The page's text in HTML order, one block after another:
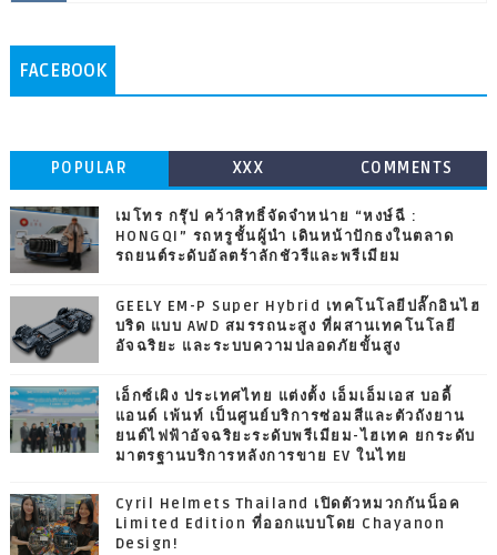
FACEBOOK
POPULAR XXX COMMENTS
เมโทร กรุ๊ป คว้าสิทธิ์จัดจำหน่าย “หงษ์ฉี :
HONGQI” รถหรูชั้นผู้นำ เดินหน้าปักธงในตลาด
รถยนต์ระดับอัลตร้าลักชัวรีและพรีเมียม
GEELY EM-P Super Hybrid เทคโนโลยีปลั๊กอินไฮ
บริด แบบ AWD สมรรถนะสูง ที่ผสานเทคโนโลยี
อัจฉริยะ และระบบความปลอดภัยขั้นสูง
เอ็กซ์เผิง ประเทศไทย แต่งตั้ง เอ็มเอ็มเอส บอดี้
แอนด์ เพ้นท์ เป็นศูนย์บริการซ่อมสีและตัวถังยาน
ยนต์ไฟฟ้าอัจฉริยะระดับพรีเมียม-ไฮเทค ยกระดับ
มาตรฐานบริการหลังการขาย EV ในไทย
Cyril Helmets Thailand เปิดตัวหมวกกันน็อค
Limited Edition ที่ออกแบบโดย Chayanon
Design!